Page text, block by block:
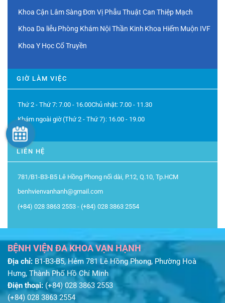
Khoa Cận Lâm SàngĐơn Vị Phẫu Thuật Can Thiệp Mạch
Khoa Da liễu Phòng Khám Nội Thần Kinh Khoa Hiếm Muộn IVF
Khoa Y Học Cổ Truyền
GIỜ LÀM VIỆC
Thứ 2 - Thứ 7: 7.00 - 16.00Chủ nhật: 7.00 - 11.30
Khám ngoài giờ (Thứ 2 - Thứ 7): 16.00 - 19.00
LIÊN HỆ
781/B1-B3-B5 Lê Hồng Phong nối dài, P.12, Q.10, Tp.HCM
benhvienvanhanh@gmail.com
(+84) 028 3863 2553 - (+84) 028 3863 2554
BỆNH VIỆN ĐA KHOA VẠN HẠNH
Địa chỉ: B1-B3-B5, Hẻm 781 Lê Hồng Phong, Phường Hoà
Hưng, Thành Phố Hồ Chí Minh
Điện thoại: (+84) 028 3863 2553
(+84) 028 3863 2554